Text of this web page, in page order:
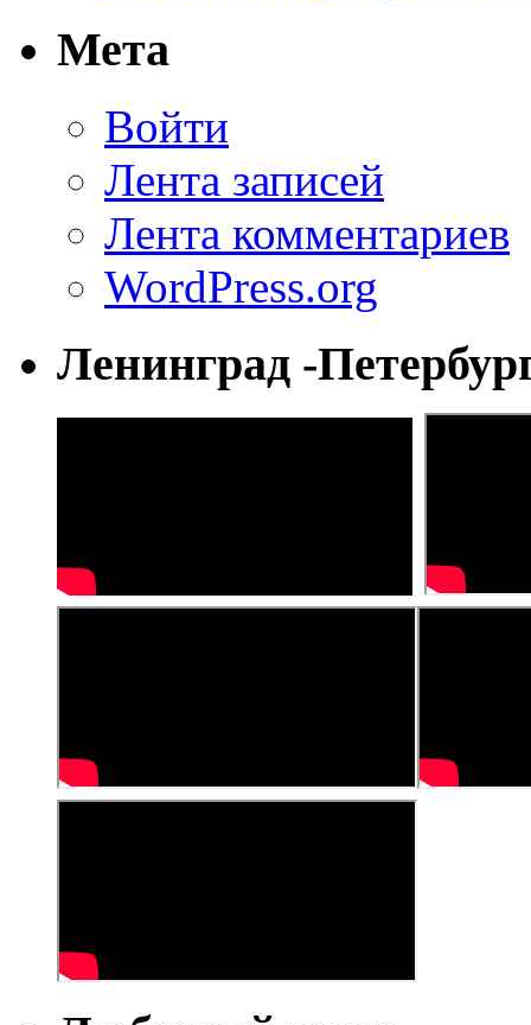
Мета
Войти
Лента записей
Лента комментариев
WordPress.org
Ленинград -